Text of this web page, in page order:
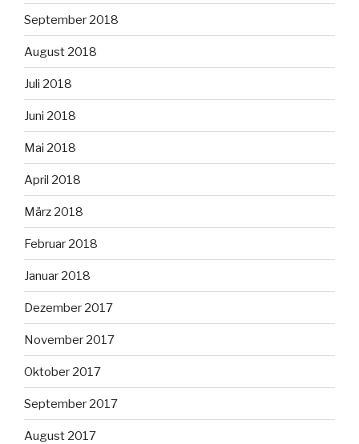
September 2018
August 2018
Juli 2018
Juni 2018
Mai 2018
April 2018
März 2018
Februar 2018
Januar 2018
Dezember 2017
November 2017
Oktober 2017
September 2017
August 2017